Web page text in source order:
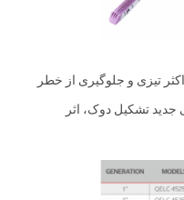
تیزی و جلوگیری از خطر
تشکیل دوک، اثر